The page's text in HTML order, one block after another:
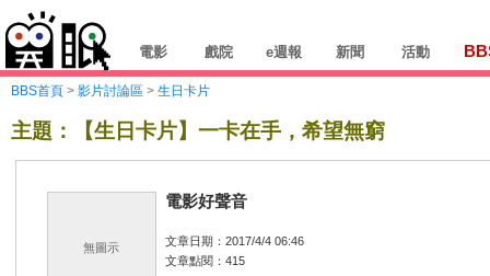
電影 戲院 e週報 新聞 活動
BBS首頁 > 影片討論區 > 生日卡片
主題：【生日卡片】一卡在手，希望無窮
無圖示
電影好聲音
文章日期：2017/4/4 06:46
文章點閱：415